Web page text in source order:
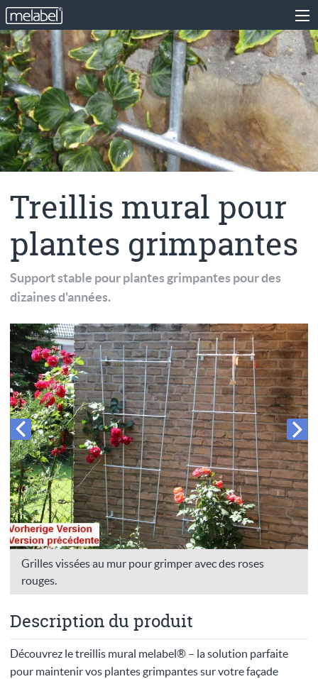
Treillis mural pour
plantes grimpantes
Support stable pour plantes grimpantes pour des
dizaines d'années.
Grilles vissées au mur pour grimper avec des roses
rouges.
Description du produit
Découvrez le treillis mural melabel® – la solution parfaite
pour maintenir vos plantes grimpantes sur votre façade